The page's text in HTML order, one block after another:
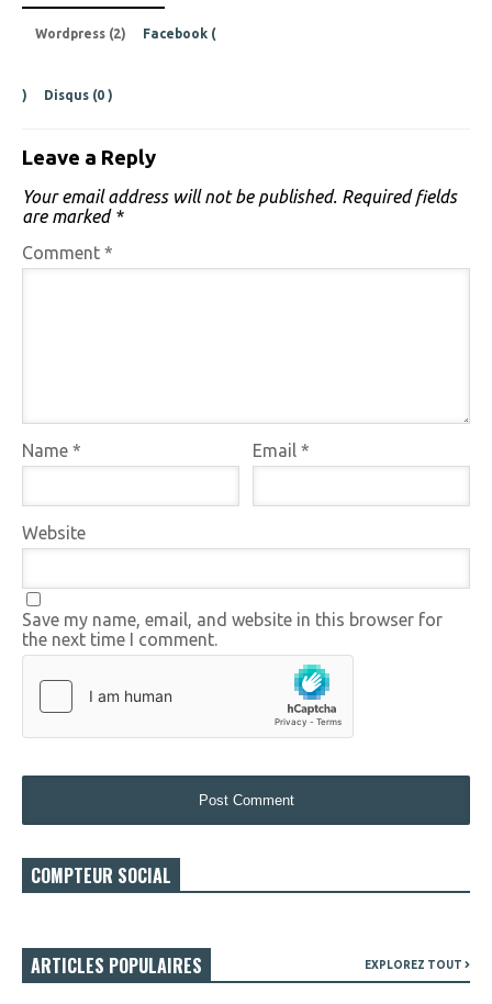
Wordpress (2) Facebook (
) Disqus (0 )
Leave a Reply
Your email address will not be published. Required fields
are marked *
Comment *
Name * Email*
Website
Save my name, email, and website in this browser for
the next time I comment.
COMPTEUR SOCIAL
ARTICLES POPULAIRES EXPLOREZ TOUT